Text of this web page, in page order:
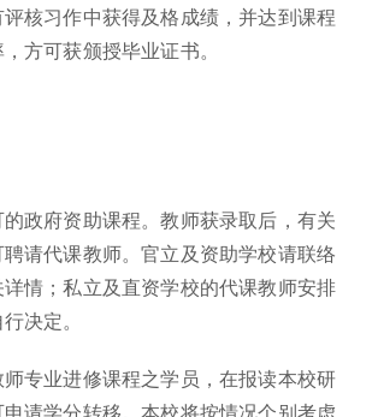
核习作中获得及格成绩，并达到课程
方可获颁授毕业证书。
政府资助课程。教师获录取后，有关
请代课教师。官立及资助学校请联络
情；私立及直资学校的代课教师安排
决定。
专业进修课程之学员，在报读本校研